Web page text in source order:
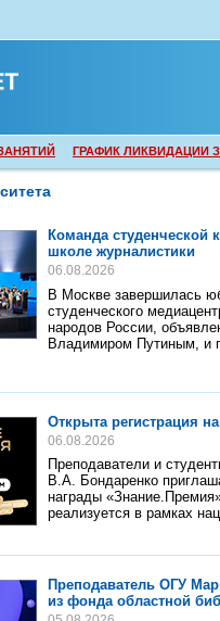
ГРАФИК ЛИКВИДАЦИИ
Команда студенческой
школе журналистики
06.08.2026
В Москве завершилась
студенческого
народов России,
Владимиром Путиным, и
Открыта регистрация
06.08.2026
Преподаватели и
В.А. Бондаренко
награды
реализуется в рамках
Преподаватель ОГУ
из фонда областной